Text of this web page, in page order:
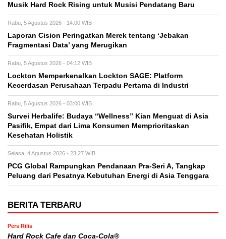
Musik Hard Rock Rising untuk Musisi Pendatang Baru
Rabu, 5 Agustus 2026 - 14:00 WIB
Laporan Cision Peringatkan Merek tentang ‘Jebakan
Fragmentasi Data’ yang Merugikan
Rabu, 5 Agustus 2026 - 04:12 WIB
Lockton Memperkenalkan Lockton SAGE: Platform
Kecerdasan Perusahaan Terpadu Pertama di Industri
Rabu, 5 Agustus 2026 - 03:00 WIB
Survei Herbalife: Budaya “Wellness” Kian Menguat di Asia
Pasifik, Empat dari Lima Konsumen Memprioritaskan
Kesehatan Holistik
Selasa, 4 Agustus 2026 - 23:27 WIB
PCG Global Rampungkan Pendanaan Pra-Seri A, Tangkap
Peluang dari Pesatnya Kebutuhan Energi di Asia Tenggara
BERITA TERBARU
Pers Rilis
Hard Rock Cafe dan Coca-Cola®